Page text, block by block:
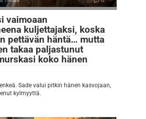
vaimoaan
kuljettajaksi, koska
pettävän häntä… mutta
takaa paljastunut
koko hänen
Sade valui pitkin hänen kasvojaan,
kylmyyttä.